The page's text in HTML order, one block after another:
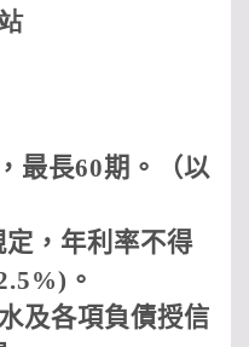
最長60期。（以
，年利率不得
。
及各項負債授信